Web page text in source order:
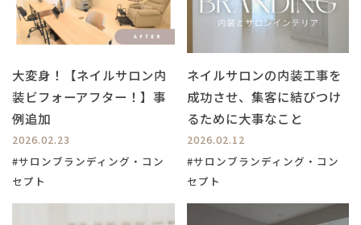
大変身！【ネイルサロン内
装ビフォーアフター！】事
例追加
2026.02.23
#サロンブランディング・コン
セプト
ネイルサロンの内装工事を
成功させ、集客に結びつけ
るために大事なこと
2026.02.12
#サロンブランディング・コン
セプト